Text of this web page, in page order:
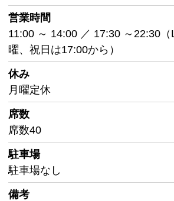
営業時間
11:00 ～ 14:00 ／ 17:30 ～22:30
曜、祝日は17:00から）
休み
月曜定休
席数
席数40
駐車場
駐車場なし
備考